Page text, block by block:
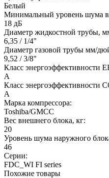
Белый
Минимальный уровень шума
18 дБ
Диаметр жидкостной трубы,
6,35 / 1/4"
Диаметр газовой трубы мм/
9,52 / 3/8"
Класс энергоэффективности
A
Класс энергоэффективности
A
Марка компрессора:
Toshiba/GMCC
Вес внешнего блока, кг:
20
Уровень шума наружного
46
Серии:
FDC_WI FI series
Похожие товары